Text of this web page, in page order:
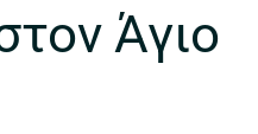
Άγιο